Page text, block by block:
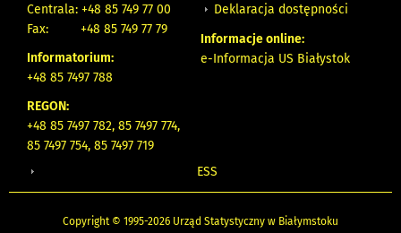
Centrala: +48 85 749 77 00
Fax:
+48 85 749 77 79
Informatorium:
+48 85 7497 788
REGON:
+48 85 7497 782, 85 7497 774,
85 7497 754, 85 7497 719
Deklaracja dostępności
Informacje online:
e-Informacja US Białystok
ESS
Copyright © 1995-2026 Urząd Statystyczny w Białymstoku